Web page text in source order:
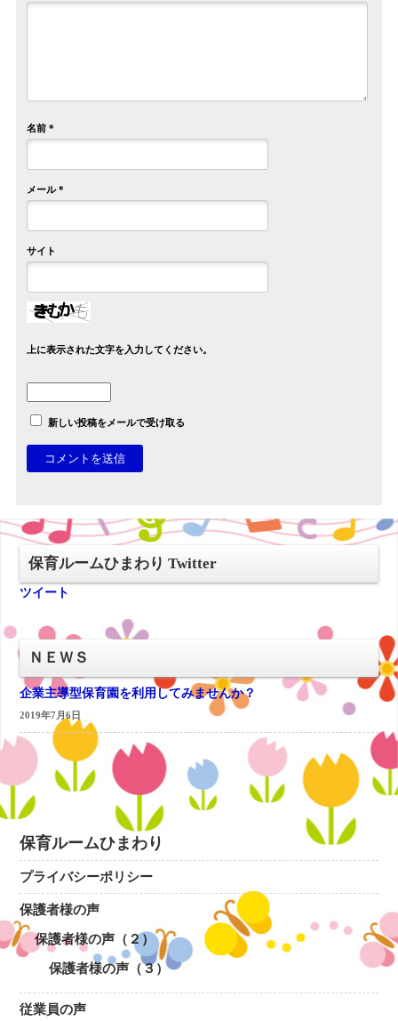
名前*
メール*
サイト
上に表示された文字を入力してください。
新しい投稿をメールで受け取る
保育ルームひまわり Twitter
ツイート
ＮＥＷＳ
企業主導型保育園を利用してみませんか？
2019年7月6日
保育ルームひまわり
プライバシーポリシー
保護者様の声
保護者様の声（２）
保護者様の声（３）
従業員の声